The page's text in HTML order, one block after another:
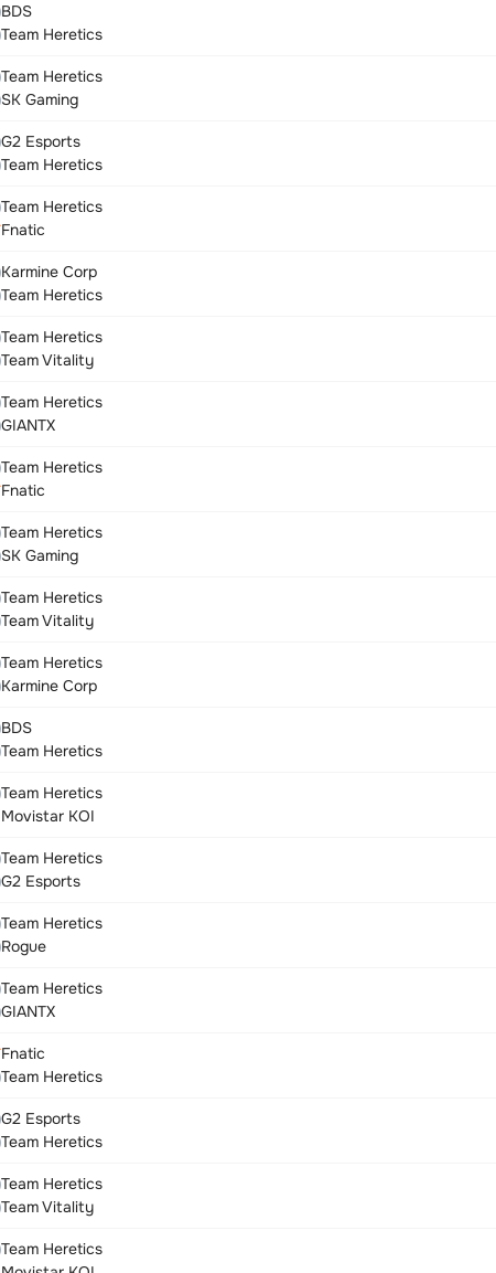
BDS
Team Heretics
Team Heretics
SK Gaming
G2 Esports
Team Heretics
Team Heretics
Fnatic
Karmine Corp
Team Heretics
Team Heretics
Team Vitality
Team Heretics
GIANTX
Team Heretics
Fnatic
Team Heretics
SK Gaming
Team Heretics
Team Vitality
Team Heretics
Karmine Corp
BDS
Team Heretics
Team Heretics
Movistar KOI
Team Heretics
G2 Esports
Team Heretics
Rogue
Team Heretics
GIANTX
Fnatic
Team Heretics
G2 Esports
Team Heretics
Team Heretics
Team Vitality
Team Heretics